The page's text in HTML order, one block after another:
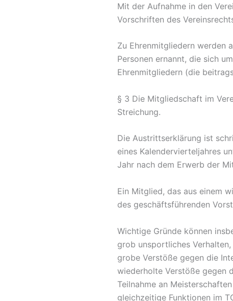
Mit der Aufnahme in den
Vorschriften des
Zu Ehrenmitgliedern werden
Personen ernannt, die sich
Ehrenmitgliedern (die
§ 3 Die Mitgliedschaft im
Streichung.
Die Austrittserklärung ist
eines Kalendervierteljahres
Jahr nach dem Erwerb der
Ein Mitglied, das aus einem
des geschäftsführenden
Wichtige Gründe können
grob unsportliches Verhalten,
grobe Verstöße gegen die
wiederholte Verstöße gegen
Teilnahme an
gleichzeitige Funktionen im